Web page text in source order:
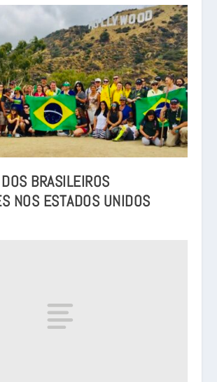
BRASILEIROS
NOS ESTADOS UNIDOS